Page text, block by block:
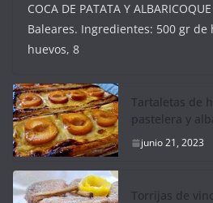
COCA DE PATATA Y
Baleares. Ingredientes: 500 gr
huevos, 8
Tartaletas de
pastelera y
junio 21, 2023
Torrijas de